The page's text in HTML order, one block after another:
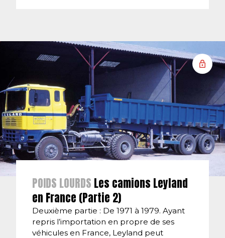
POIDS LOURDS Les camions Leyland
en France (Partie 2)
Deuxième partie : De 1971 à 1979. Ayant
repris l’importation en propre de ses
véhicules en France, Leyland peut